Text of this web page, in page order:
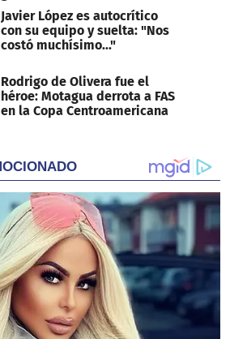
Javier López es autocrítico
con su equipo y suelta: "Nos
costó muchísimo..."
Rodrigo de Olivera fue el
héroe: Motagua derrota a FAS
en la Copa Centroamericana